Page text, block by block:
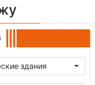
здания